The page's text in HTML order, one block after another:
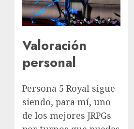
Valoración
personal
Persona 5 Royal sigue
siendo, para mí, uno
de los mejores JRPGs